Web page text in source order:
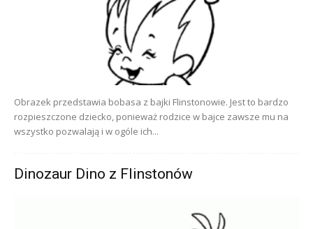
Obrazek przedstawia bobasa z bajki Flinstonowie. Jest to bardzo
rozpieszczone dziecko, ponieważ rodzice w bajce zawsze mu na
wszystko pozwalają i w ogóle ich...
Dinozaur Dino z Flinstonów